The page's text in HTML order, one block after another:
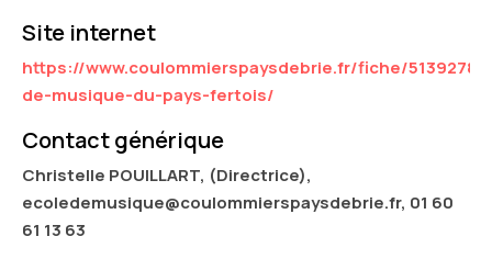
Site internet
https://www.coulommierspaysdebrie.fr/fiche/5139278/
de-musique-du-pays-fertois/
Contact générique
Christelle POUILLART, (Directrice),
ecoledemusique@coulommierspaysdebrie.fr, 01 60
61 13 63